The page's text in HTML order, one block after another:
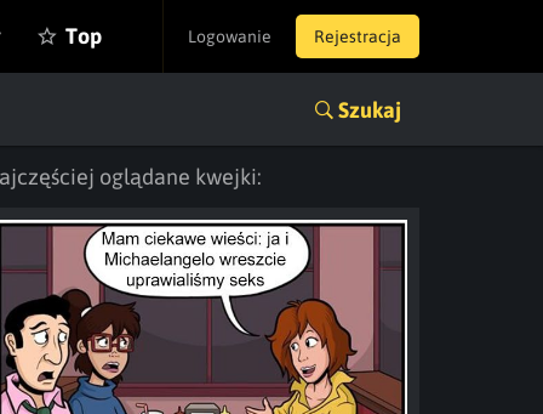
Logowanie Rejestracja
Top
Szukaj
oglądane kwejki: